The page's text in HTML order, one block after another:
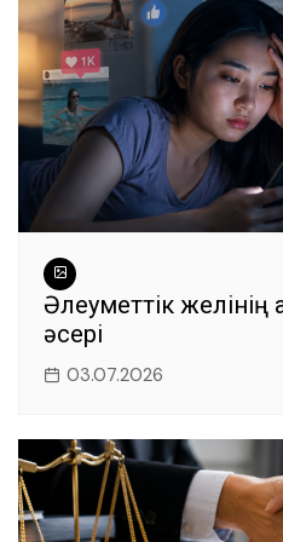
Әлеуметтік желінің
әсері
03.07.2026